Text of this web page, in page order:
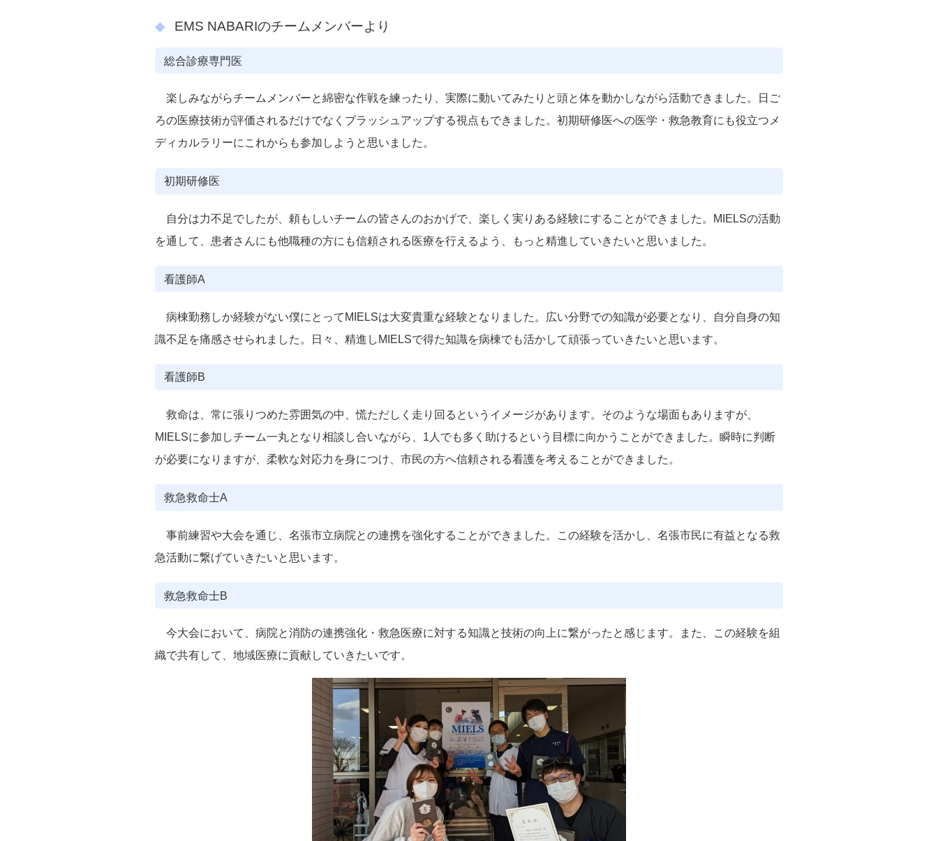
EMS NABARIのチームメンバーより
総合診療専門医
楽しみながらチームメンバーと綿密な作戦を練ったり、実際に動いてみたりと頭と体を動かしながら活動できました。日ご
ろの医療技術が評価されるだけでなくブラッシュアップする視点もできました。初期研修医への医学・救急教育にも役立つメ
ディカルラリーにこれからも参加しようと思いました。
初期研修医
自分は力不足でしたが、頼もしいチームの皆さんのおかげで、楽しく実りある経験にすることができました。MIELSの活動
を通して、患者さんにも他職種の方にも信頼される医療を行えるよう、もっと精進していきたいと思いました。
看護師A
病棟勤務しか経験がない僕にとってMIELSは大変貴重な経験となりました。広い分野での知識が必要となり、自分自身の知
識不足を痛感させられました。日々、精進しMIELSで得た知識を病棟でも活かして頑張っていきたいと思います。
看護師B
救命は、常に張りつめた雰囲気の中、慌ただしく走り回るというイメージがあります。そのような場面もありますが、
MIELSに参加しチーム一丸となり相談し合いながら、1人でも多く助けるという目標に向かうことができました。瞬時に判断
が必要になりますが、柔軟な対応力を身につけ、市民の方へ信頼される看護を考えることができました。
救急救命士A
事前練習や大会を通じ、名張市立病院との連携を強化することができました。この経験を活かし、名張市民に有益となる救
急活動に繋げていきたいと思います。
救急救命士B
今大会において、病院と消防の連携強化・救急医療に対する知識と技術の向上に繋がったと感じます。また、この経験を組
織で共有して、地域医療に貢献していきたいです。